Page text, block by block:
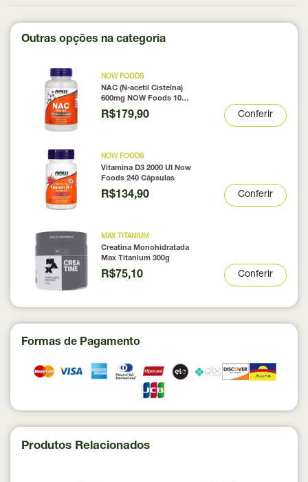
Outras opções na categoria
NOW FOODS
NAC (N-acetil Cisteína)
600mg NOW Foods 100
Cápsulas
R$179,90 Conferir
NOW FOODS
Vitamina D3 2000 UI Now
Foods 240 Cápsulas
R$134,90 Conferir
MAX TITANIUM
Creatina Monohidratada
Max Titanium 300g
R$75,10 Conferir
Formas de Pagamento
Produtos Relacionados